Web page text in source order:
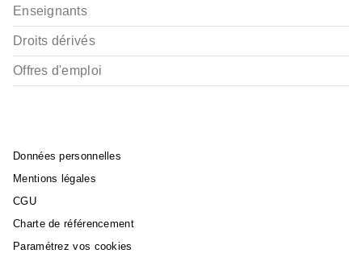
Enseignants
Droits dérivés
Offres d'emploi
Données personnelles
Mentions légales
CGU
Charte de référencement
Paramétrez vos cookies